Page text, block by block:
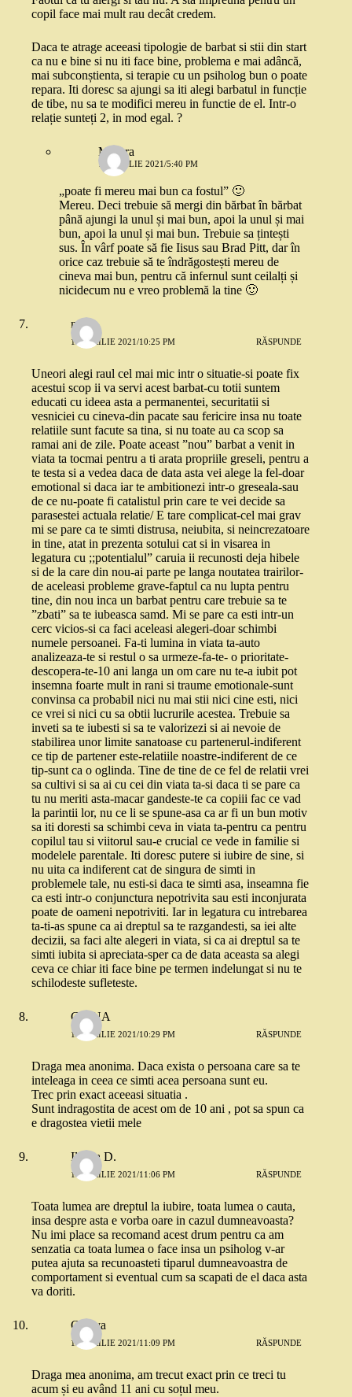
copil face mai mult rau decât credem.
Daca te atrage aceeasi tipologie de barbat si stii din start
ca nu e bine si nu iti face bine, problema e mai adâncă,
mai subconștienta, si terapie cu un psiholog bun o poate
repara. Iti doresc sa ajungi sa iti alegi barbatul in funcție
de tibe, nu sa te modifici mereu in functie de el. Intr-o
relație sunteți 2, in mod egal. ?
Morera
13 APRILIE 2021/5:40 PM
„poate fi mereu mai bun ca fostul” 🙂
Mereu. Deci trebuie să mergi din bărbat în bărbat
până ajungi la unul și mai bun, apoi la unul și mai
bun, apoi la unul și mai bun. Trebuie sa țintești
sus. În vârf poate să fie Iisus sau Brad Pitt, dar în
orice caz trebuie să te îndrăgostești mereu de
cineva mai bun, pentru că infernul sunt ceilalți și
nicidecum nu e vreo problemă la tine 🙂
niko
12 APRILIE 2021/10:25 PM RĂSPUNDE
Uneori alegi raul cel mai mic intr o situatie-si poate fix
acestui scop ii va servi acest barbat-cu totii suntem
educati cu ideea asta a permanentei, securitatii si
vesniciei cu cineva-din pacate sau fericire insa nu toate
relatiile sunt facute sa tina, si nu toate au ca scop sa
ramai ani de zile. Poate aceast ”nou” barbat a venit in
viata ta tocmai pentru a ti arata propriile greseli, pentru a
te testa si a vedea daca de data asta vei alege la fel-doar
emotional si daca iar te ambitionezi intr-o greseala-sau
de ce nu-poate fi catalistul prin care te vei decide sa
parasestei actuala relatie/ E tare complicat-cel mai grav
mi se pare ca te simti distrusa, neiubita, si neincrezatoare
in tine, atat in prezenta sotului cat si in visarea in
legatura cu ;;potentialul” caruia ii recunosti deja hibele
si de la care din nou-ai parte pe langa noutatea trairilor-
de aceleasi probleme grave-faptul ca nu lupta pentru
tine, din nou inca un barbat pentru care trebuie sa te
”zbati” sa te iubeasca samd. Mi se pare ca esti intr-un
cerc vicios-si ca faci aceleasi alegeri-doar schimbi
numele persoanei. Fa-ti lumina in viata ta-auto
analizeaza-te si restul o sa urmeze-fa-te- o prioritate-
descopera-te-10 ani langa un om care nu te-a iubit pot
insemna foarte mult in rani si traume emotionale-sunt
convinsa ca probabil nici nu mai stii nici cine esti, nici
ce vrei si nici cu sa obtii lucrurile acestea. Trebuie sa
inveti sa te iubesti si sa te valorizezi si ai nevoie de
stabilirea unor limite sanatoase cu partenerul-indiferent
ce tip de partener este-relatiile noastre-indiferent de ce
tip-sunt ca o oglinda. Tine de tine de ce fel de relatii vrei
sa cultivi si sa ai cu cei din viata ta-si daca ti se pare ca
tu nu meriti asta-macar gandeste-te ca copiii fac ce vad
la parintii lor, nu ce li se spune-asa ca ar fi un bun motiv
sa iti doresti sa schimbi ceva in viata ta-pentru ca pentru
copilul tau si viitorul sau-e crucial ce vede in familie si
modelele parentale. Iti doresc putere si iubire de sine, si
nu uita ca indiferent cat de singura de simti in
problemele tale, nu esti-si daca te simti asa, inseamna fie
ca esti intr-o conjunctura nepotrivita sau esti inconjurata
poate de oameni nepotriviti. Iar in legatura cu intrebarea
ta-ti-as spune ca ai dreptul sa te razgandesti, sa iei alte
decizii, sa faci alte alegeri in viata, si ca ai dreptul sa te
simti iubita si apreciata-sper ca de data aceasta sa alegi
ceva ce chiar iti face bine pe termen indelungat si nu te
schilodeste sufleteste.
CRINA
12 APRILIE 2021/10:29 PM RĂSPUNDE
Draga mea anonima. Daca exista o persoana care sa te
inteleaga in ceea ce simti acea persoana sunt eu.
Trec prin exact aceeasi situatia .
Sunt indragostita de acest om de 10 ani , pot sa spun ca
e dragostea vietii mele
Ileana D.
12 APRILIE 2021/11:06 PM RĂSPUNDE
Toata lumea are dreptul la iubire, toata lumea o cauta,
insa despre asta e vorba oare in cazul dumneavoasta?
Nu imi place sa recomand acest drum pentru ca am
senzatia ca toata lumea o face insa un psiholog v-ar
putea ajuta sa recunoasteti tiparul dumneavoastra de
comportament si eventual cum sa scapati de el daca asta
va doriti.
Cineva
12 APRILIE 2021/11:09 PM RĂSPUNDE
Draga mea anonima, am trecut exact prin ce treci tu
acum și eu având 11 ani cu soțul meu.